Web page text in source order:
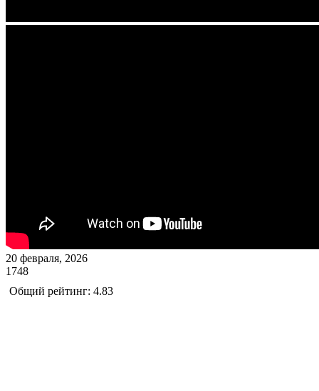
20 февраля, 2026
1748
Общий рейтинг: 4.83